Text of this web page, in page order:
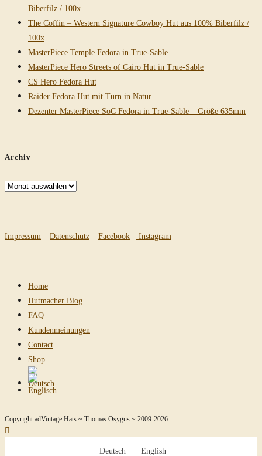
Biberfilz / 100x
The Coffin – Western Signature Cowboy Hut aus 100% Biberfilz /
100x
MasterPiece Temple Fedora in True-Sable
MasterPiece Hero Streets of Cairo Hut in True-Sable
CS Hero Fedora Hut
Raider Fedora Hut mit Turn in Natur
Dezenter MasterPiece SoC Fedora in True-Sable – Größe 635mm
Archiv
Archiv
Impressum – Datenschutz – Facebook – Instagram
Home
Hutmacher Blog
FAQ
Kundenmeinungen
Contact
Shop
Copyright adVintage Hats ~ Thomas Osygus ~ 2009-2026
Deutsch English